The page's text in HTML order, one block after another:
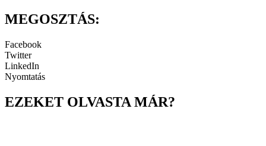
MEGOSZTÁS:
Facebook
Twitter
LinkedIn
Nyomtatás
EZEKET OLVASTA MÁR?